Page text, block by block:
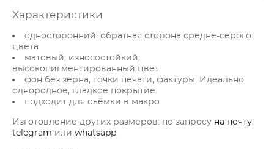
Характеристики
односторонний, обратная сторона средне-серого
цвета
матовый, износостойкий,
высокопигментированный цвет
фон без зерна, точки печати, фактуры. Идеально
однородное, гладкое покрытие
подходит для съёмки в макро
Изготовление других размеров: по запросу на почту,
telegram или whatsapp.